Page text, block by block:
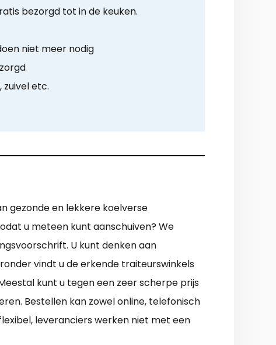
bezorgd tot in de keuken.
niet meer nodig
zuivel etc.
gezonde en lekkere koelverse
u meteen kunt aanschuiven? We
U kunt denken aan
vindt u de erkende traiteurswinkels
kunt u tegen een zeer scherpe prijs
Bestellen kan zowel online, telefonisch
leveranciers werken niet met een